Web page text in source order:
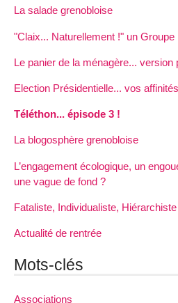
La salade grenobloise
"Claix... Naturellement !" un Groupe
Le panier de la ménagère... version
Election Présidentielle... vos
Téléthon... épisode 3 !
La blogosphère grenobloise
L’engagement écologique, un
une vague de fond ?
Fataliste, Individualiste,
Actualité de rentrée
Mots-clés
Associations